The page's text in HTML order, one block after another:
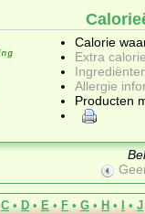
Calorie
Extra
Allergie
Producten
C • D • E • F • G • H • I • J